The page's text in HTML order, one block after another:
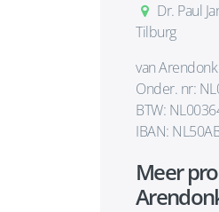
Dr. Paul
Tilburg
van Arendonk
Onder. nr:
BTW:
IBAN:
Meer